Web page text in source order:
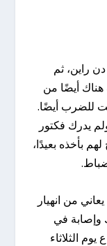
راين، ثم
أيضًا من
للضرب أيضًا.
يدرك فكتور
بأخذه بعيدًا،
من انهيار
وإصابة في
الثلاثاء